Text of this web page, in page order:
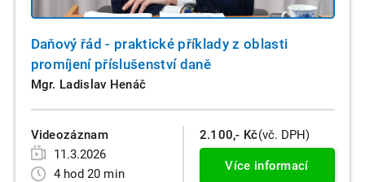
Daňový řád - praktické příklady z oblasti
promíjení příslušenství daně
Mgr. Ladislav Henáč
Videozáznam
11.3.2026
4 hod 20 min
2.100,- Kč(vč. DPH)
Více informací